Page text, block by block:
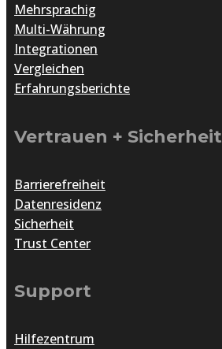
Mehrsprachig
Multi-Währung
Integrationen
Vergleichen
Erfahrungsberichte
Vertrauen + Sicherheit
Barrierefreiheit
Datenresidenz
Sicherheit
Trust Center
Support
Hilfezentrum